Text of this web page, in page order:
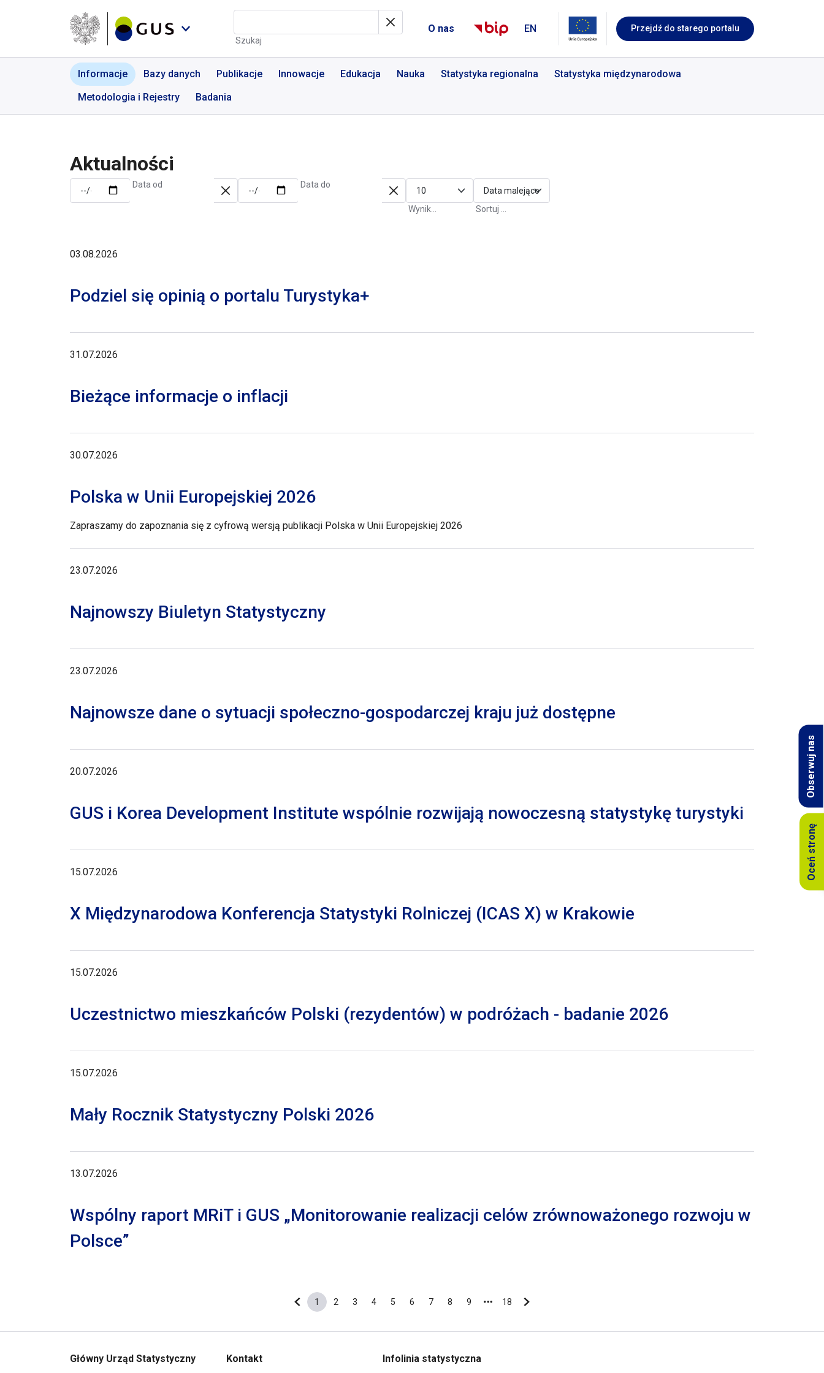
Aktualności | GUS - Portal Informacyjny
Oceń stronę
Obserwuj nas
Szukaj
O nas EN Przejdź do starego portalu
Informacje Bazy danych Publikacje Innowacje Edukacja Nauka Statystyka regionalna
Statystyka międzynarodowa
Metodologia i Rejestry
Badania
Aktualności
Data od Data do
Wyniki na stronę
03.08.2026
Podziel się opinią o portalu Turystyka+
31.07.2026
Bieżące informacje o inflacji
30.07.2026
Polska w Unii Europejskiej 2026
Zapraszamy do zapoznania się z cyfrową wersją publikacji Polska w Unii Europejskiej 2026
23.07.2026
Najnowszy Biuletyn Statystyczny
23.07.2026
Najnowsze dane o sytuacji społeczno-gospodarczej kraju już dostępne
20.07.2026
GUS i Korea Development Institute wspólnie rozwijają nowoczesną statystykę turystyki
15.07.2026
X Międzynarodowa Konferencja Statystyki Rolniczej (ICAS X) w Krakowie
15.07.2026
Uczestnictwo mieszkańców Polski (rezydentów) w podróżach - badanie 2026
15.07.2026
Mały Rocznik Statystyczny Polski 2026
13.07.2026
Wspólny raport MRiT i GUS „Monitorowanie realizacji celów zrównoważonego rozwoju w
Polsce”
Poprzednia strona
Bieżąca strona
1
Strona
2
Strona
3
Strona
4
Strona
5
Strona
6
Strona
7
Strona
8
Strona
9
Ostatnia strona
18
Następna strona
Główny Urząd Statystyczny Kontakt Infolinia statystyczna